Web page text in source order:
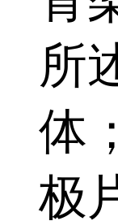
所
体
极